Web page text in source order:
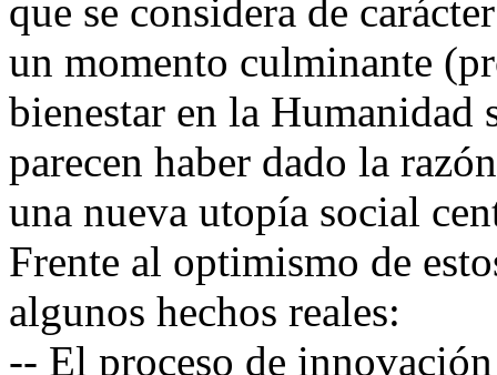
que se considera de
un momento culminante
bienestar en la Humanidad
parecen haber dado la
una nueva utopía social
Frente al optimismo de
algunos hechos reales:
-- El proceso de